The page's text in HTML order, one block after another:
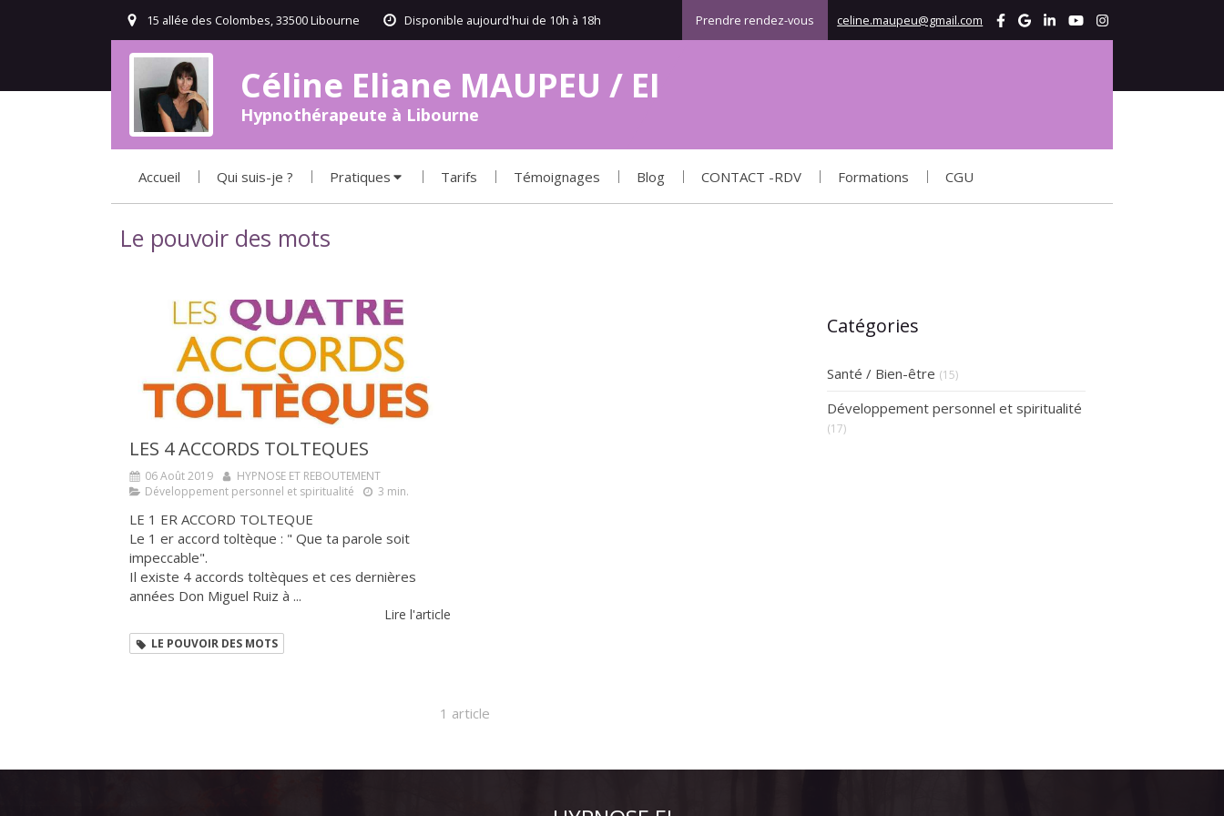
15 allée des Colombes, 33500 Libourne Disponible aujourd'hui de 10h à 18h celine.maupeu@gmail.com
Prendre rendez-vous
Céline Eliane MAUPEU / EI
Hypnothérapeute à Libourne
Accueil Qui suis-je ? Pratiques Tarifs Témoignages Blog CONTACT -RDV Formations CGU
Le pouvoir des mots
LES 4 ACCORDS TOLTEQUES
06 Août 2019
HYPNOSE ET REBOUTEMENT
Développement personnel et spiritualité
3 min.
LE 1 ER ACCORD TOLTEQUE
Le 1 er accord toltèque : " Que ta parole soit
impeccable".
Il existe 4 accords toltèques et ces dernières
années Don Miguel Ruiz à ...
Lire l'article
LE POUVOIR DES MOTS
1 article
Catégories
Santé / Bien-être (15)
Développement personnel et spiritualité
(17)